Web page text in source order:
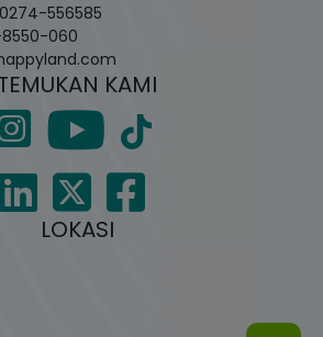
556585
8550-060
KAMI
LOKASI